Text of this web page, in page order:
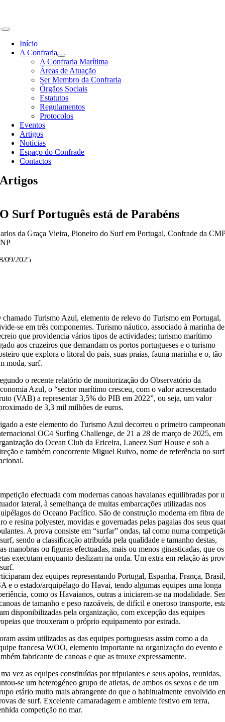
content
Toggle
NavigationInício
A Confraria
A Confraria Marítima
Áreas de Atuação
Ser Membro da Confraria
Órgãos Sociais
Estatutos
Regulamentos
Protocolos
Eventos
Artigos
Notícias
Espaço do Confrade
Contactos
Artigos
O Surf Português está de Parabéns
da Graça Vieira, Pioneiro do Surf em Portugal, Confrade da
09/2025
chamado Turismo Azul, elemento de relevo do Turismo em Portugal,
se em três componentes. Turismo náutico, associado à marinha de
que providencia vários tipos de actividades; turismo marítimo
aos cruzeiros que demandam os portos portugueses e o turismo
que explora o litoral do país, suas praias, fauna marinha e o, tão
moda, surf.
o recente relatório de monitorização do Observatório da
Azul, o “sector marítimo cresceu, com o valor acrescentado
(VAB) a representar 3,5% do PIB em 2022”, ou seja, um valor
de 3,3 mil milhões de euros.
a este elemento do Turismo Azul decorreu o primeiro
OC4 Surfing Challenge, de 21 a 28 de março de 2025, em
do Ocean Club da Ericeira, Laneez Surf House e sob a
e também concorrente Miguel Ruivo, nome de referência no surf
efectuada com modernas canoas havaianas equilibradas por
lateral, à semelhança de muitas embarcações utilizadas nos
do Oceano Pacífico. São de construção moderna em fibra de
e resina polyester, movidas e governadas pelas pagaias dos seus
A prova consiste em “surfar” ondas, tal como numa
sendo a classificação atribuída pela qualidade e tamanho destas,
manobras ou figuras efectuadas, mais ou menos ginasticadas, que os
executam enquanto deslizam na onda. Um extra em relação às
dez equipes representando Portugal, Espanha, França,
e o estado/arquipélago do Havai, tendo algumas equipes uma longa
como os Havaianos, outras a iniciarem-se na modalidade.
de tamanho e peso razoáveis, de difícil e oneroso transporte,
disponibilizadas pela organização, com excepção das equipes
que trouxeram o próprio equipamento por estrada.
assim utilizadas as das equipes portuguesas assim como a da
francesa WOO, elemento importante na organização do evento e
fabricante de canoas e que as trouxe expressamente.
vez as equipes constituídas por tripulantes e seus apoios, reunidas,
se um heterogéneo grupo de atletas, de ambos os sexos e de um
etário muito mais abrangente do que o habitualmente envolvido
de surf. Excelente camaradagem e ambiente festivo em terra,
competição no mar.